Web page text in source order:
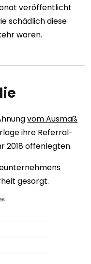
veröffentlicht
schädlich diese
waren.
vom Ausmaß
ihre Referral-
2018 offenlegten.
gesorgt.